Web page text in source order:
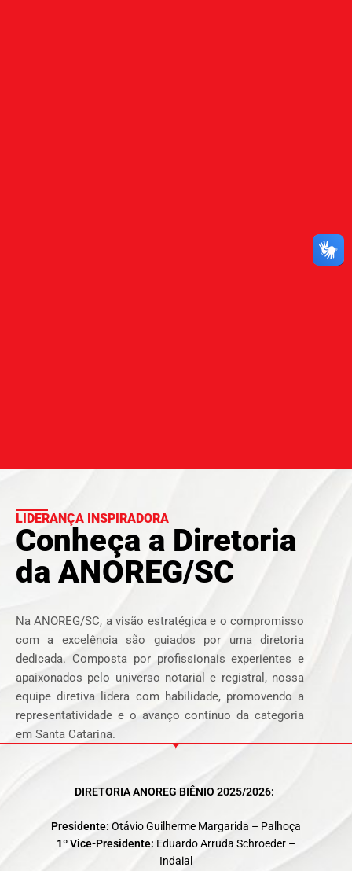
LIDERANÇA INSPIRADORA
Conheça a Diretoria
da ANOREG/SC
Na ANOREG/SC, a visão estratégica e o compromisso
com a excelência são guiados por uma diretoria
dedicada. Composta por profissionais experientes e
apaixonados pelo universo notarial e registral, nossa
equipe diretiva lidera com habilidade, promovendo a
representatividade e o avanço contínuo da categoria
em Santa Catarina.
DIRETORIA ANOREG BIÊNIO 2025/2026:
Presidente: Otávio Guilherme Margarida – Palhoça
1º Vice-Presidente: Eduardo Arruda Schroeder –
Indaial